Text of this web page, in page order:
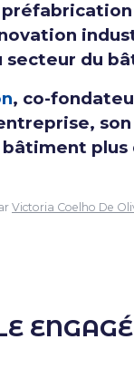
secteur du
, co-
son
plus
Victoria Coelho De